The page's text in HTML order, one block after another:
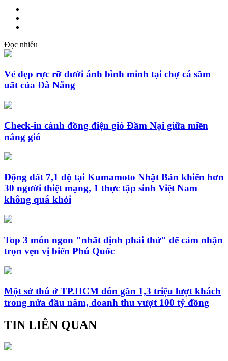
Đọc nhiều
Vẻ đẹp rực rỡ dưới ánh bình minh tại chợ cá sầm
uất của Đà Nẵng
Check-in cánh đồng điện gió Đầm Nại giữa miền
nắng gió
Động đất 7,1 độ tại Kumamoto Nhật Bản khiến hơn
30 người thiệt mạng, 1 thực tập sinh Việt Nam
không quá khỏi
Top 3 món ngon "nhất định phải thử" để cảm nhận
trọn vẹn vị biển Phú Quốc
Một sở thú ở TP.HCM đón gần 1,3 triệu lượt khách
trong nửa đầu năm, doanh thu vượt 100 tỷ đồng
TIN LIÊN QUAN